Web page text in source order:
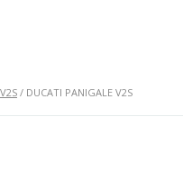
/ DUCATI PANIGALE V2S